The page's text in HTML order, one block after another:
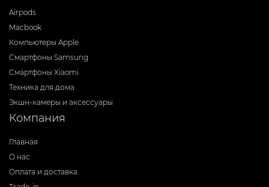
Airpods
Macbook
Компьютеры Apple
Смартфоны Samsung
Смартфоны Xiaomi
Техника для дома
Экшн-камеры и аксессуары
Компания
Главная
О нас
Оплата и доставка